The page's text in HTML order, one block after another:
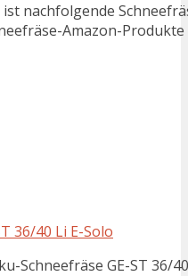
nachfolgende
Amazon-
36/40 Li E-Solo
Schneefräse GE-ST 36/